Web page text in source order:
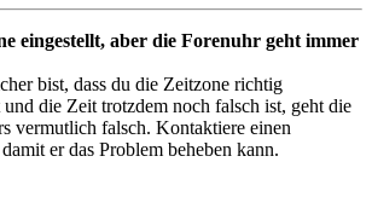
eingestellt, aber die Forenuhr geht immer
bist, dass du die Zeitzone richtig
und die Zeit trotzdem noch falsch ist, geht die
vermutlich falsch. Kontaktiere einen
er das Problem beheben kann.